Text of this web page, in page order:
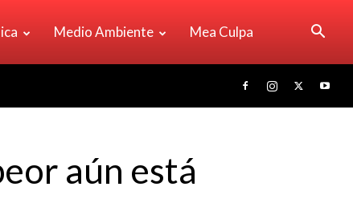
Medio Ambiente Mea Culpa
aún está